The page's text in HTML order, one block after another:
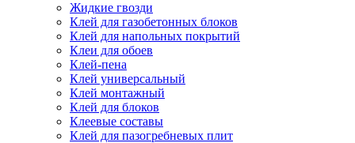
Жидкие гвозди
Клей для газобетонных блоков
Клей для напольных покрытий
Клеи для обоев
Клей-пена
Клей универсальный
Клей монтажный
Клей для блоков
Клеевые составы
Клей для пазогребневых плит